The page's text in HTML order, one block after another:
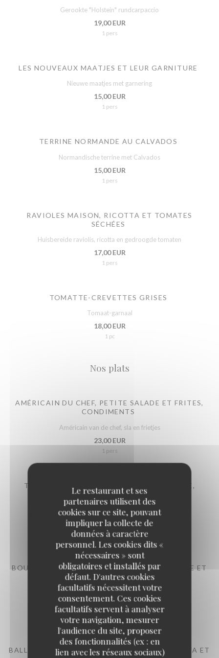
Le restaurant et ses
partenaires utilisent des
cookies sur ce site, pouvant
impliquer la collecte de
données à caractère
personnel. Les cookies dits «
nécessaires » sont
obligatoires et installés par
défaut. D'autres cookies
facultatifs nécessitent votre
consentement. Ces cookies
facultatifs servent à analyser
votre navigation, mesurer
l'audience du site, proposer
des fonctionnalités (ex : en
lien avec les réseaux sociaux)
Gerookte "Holstein" rundcarpaccio
19,00 EUR
1 pers
LES NOUVEAUX MAATJES ET LEUR GARNITURE
Nieuwe maatjes met garnering
15,00 EUR
1 pers
TERRINE NORMANDE AU CALVADOS
Normandische terrine met Calvados
15,00 EUR
1 pers
RAVIOLES MAISON, RICOTTA ET TOMATES
SÉCHÉES
Huisbereide raviolis, ricotta en gedroogde tomaten
17,00 EUR
1 pers
TOMATTE-CREVETTES GRISES
Tomaat-garnaal
18,00 EUR
1 pc
Nos plats
AMÉRICAIN DU CHEF, PETITE SALADE ET FRITES,
CONDIMENTS
Américain van de chef, sla en frietjes
23,00 EUR
1 pers
TARTARE DE BOEUF (MOULU) À L'ITALIENNE,
PARMESAN ET BALSAMIQUE,
Italiaanse rundstartaar, sla en frietjes
24,00 EUR
1 pers
BOULETTES SAUCE TOMATE, FRITES OU PURÉE ET
SALADES
Ballekes in tomatensaus, frietjes of aardappelpuree en sla
23,00 EUR
1 pers
BALLOTTINE DE VOLAILLE FARCIE À LA RICOTTA ET